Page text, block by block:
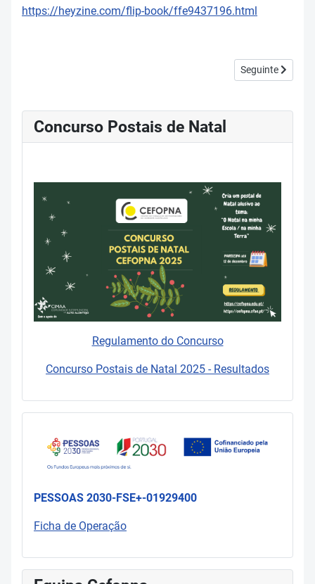
https://heyzine.com/flip-book/ffe9437196.html
Artigo seguinte:
Seguinte
Concurso Postais de Natal
Regulamento do Concurso
Concurso Postais de Natal 2025 - Resultados
PESSOAS 2030-FSE+-01929400
Ficha de Operação